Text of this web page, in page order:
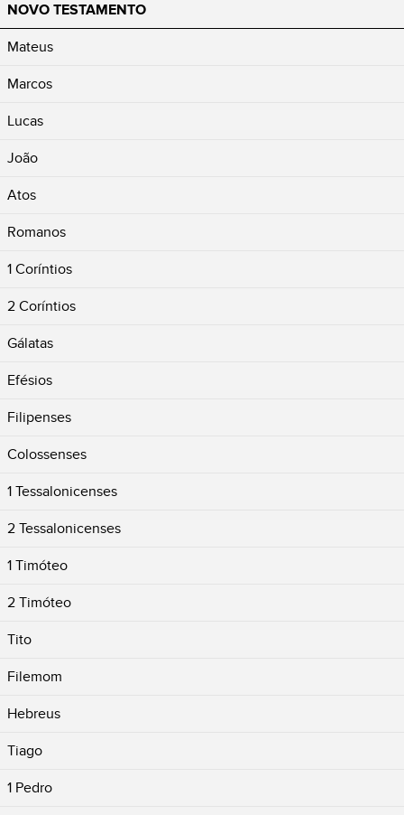
NOVO TESTAMENTO
Mateus
Marcos
Lucas
João
Atos
Romanos
1 Coríntios
2 Coríntios
Gálatas
Efésios
Filipenses
Colossenses
1 Tessalonicenses
2 Tessalonicenses
1 Timóteo
2 Timóteo
Tito
Filemom
Hebreus
Tiago
1 Pedro